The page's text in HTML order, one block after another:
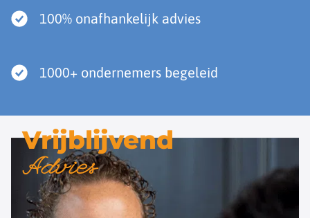
100% onafhankelijk advies
1000+ ondernemers begeleid
Vrijblijvend
Advies